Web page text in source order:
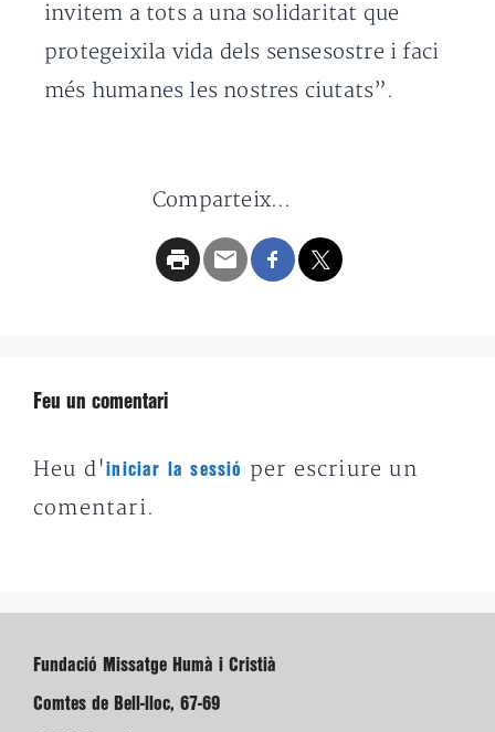
invitem a tots a una solidaritat que
protegeixila vida dels sensesostre i faci
més humanes les nostres ciutats”.
Comparteix...
Feu un comentari
Heu d'iniciar la sessió
per escriure un
comentari.
Fundació Missatge Humà i Cristià
Comtes de Bell-lloc, 67-69